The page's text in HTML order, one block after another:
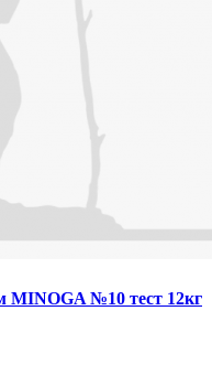
MINOGA №10 тест 12кг